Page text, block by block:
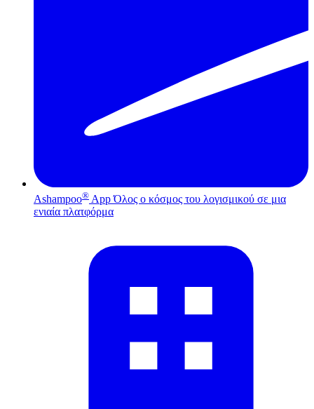
Ashampoo® App Όλος ο κόσμος του λογισμικού σε μια
ενιαία πλατφόρμα